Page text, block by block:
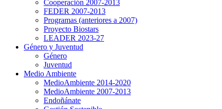
Cooperación 2007-2013
FEDER 2007-2013
Programas (anteriores a 2007)
Proyecto Biostars
LEADER 2023-27
Género y Juventud
Género
Juventud
Medio Ambiente
MedioAmbiente 2014-2020
MedioAmbiente 2007-2013
Endoñánate